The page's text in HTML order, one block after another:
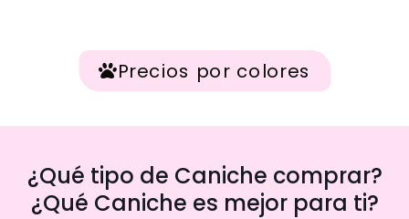
Precios por colores
¿Qué tipo de Caniche comprar?
¿Qué Caniche es mejor para ti?